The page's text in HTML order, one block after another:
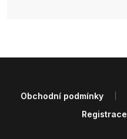
Obchodní podmínky
Registrace